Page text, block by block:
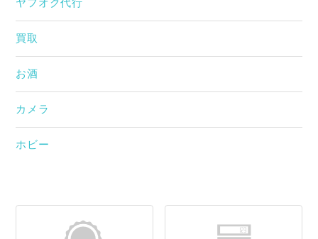
ヤフオク代行
買取
お酒
カメラ
ホビー